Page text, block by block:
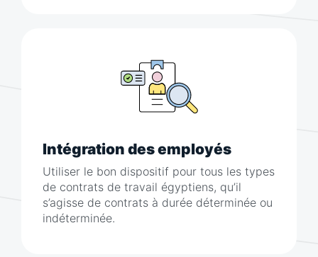
Intégration des employés
Utiliser le bon dispositif pour tous les types
de contrats de travail égyptiens, qu’il
s’agisse de contrats à durée déterminée ou
indéterminée.